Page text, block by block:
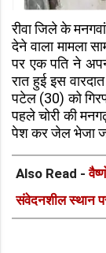
रीवा जिले के
देने वाला मामला
पर एक पति ने
रात हुई इस
पटेल (30) को
पहले चोरी की
पेश कर जेल भेजा
Also Read -
संवेदनशील स्थान